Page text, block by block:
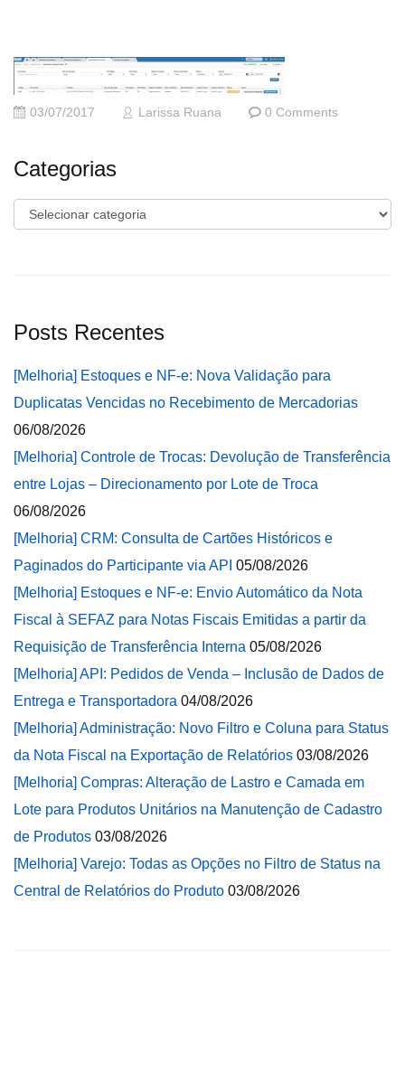
03/07/2017 Larissa Ruana 0 Comments
Categorias
Categorias
Posts Recentes
[Melhoria] Estoques e NF-e: Nova Validação para
Duplicatas Vencidas no Recebimento de Mercadorias
06/08/2026
[Melhoria] Controle de Trocas: Devolução de Transferência
entre Lojas – Direcionamento por Lote de Troca
06/08/2026
[Melhoria] CRM: Consulta de Cartões Históricos e
Paginados do Participante via API 05/08/2026
[Melhoria] Estoques e NF-e: Envio Automático da Nota
Fiscal à SEFAZ para Notas Fiscais Emitidas a partir da
Requisição de Transferência Interna 05/08/2026
[Melhoria] API: Pedidos de Venda – Inclusão de Dados de
Entrega e Transportadora 04/08/2026
[Melhoria] Administração: Novo Filtro e Coluna para Status
da Nota Fiscal na Exportação de Relatórios 03/08/2026
[Melhoria] Compras: Alteração de Lastro e Camada em
Lote para Produtos Unitários na Manutenção de Cadastro
de Produtos 03/08/2026
[Melhoria] Varejo: Todas as Opções no Filtro de Status na
Central de Relatórios do Produto 03/08/2026